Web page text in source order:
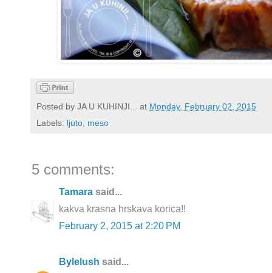
Posted by JA U KUHINJI... at Monday, February 02, 2015
Labels: ljuto, meso
5 comments:
Tamara said...
kakva krasna hrskava korica!!
February 2, 2015 at 2:20 PM
Bylelush said...